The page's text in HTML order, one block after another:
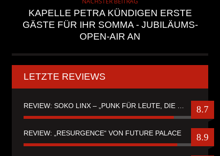
KAPELLE PETRA KÜNDIGEN ERSTE
GÄSTE FÜR IHR SOMMA - JUBILÄUMS-
OPEN-AIR AN
LETZTE REVIEWS
8.7
REVIEW: „RESURGENCE“ VON FUTURE PALACE 8.9